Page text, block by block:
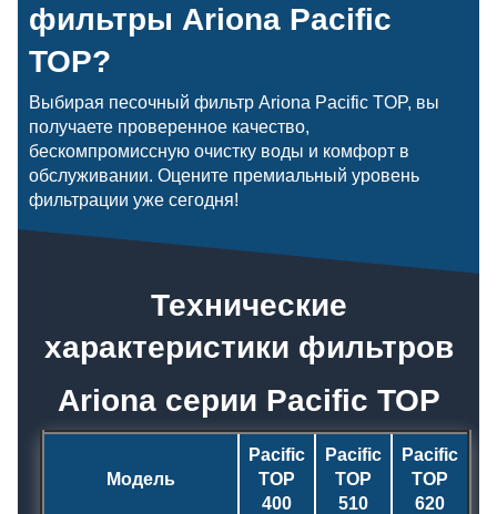
фильтры Ariona Pacific
TOP?
Выбирая песочный фильтр Ariona Pacific TOP, вы
получаете проверенное качество,
бескомпромиссную очистку воды и комфорт в
обслуживании. Оцените премиальный уровень
фильтрации уже сегодня!
Технические
характеристики фильтров
Ariona серии Pacific TOP
Модель
Pacific
TOP
400
Pacific
TOP
510
Pacific
TOP
620